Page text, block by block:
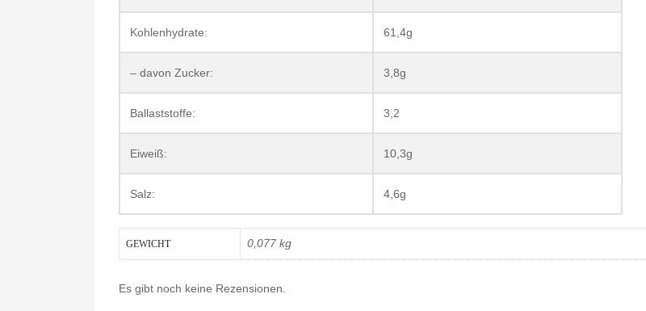
Kohlenhydrate: 61,4g
– davon Zucker: 3,8g
Ballaststoffe: 3,2
Eiweiß: 10,3g
Salz: 4,6g
GEWICHT 0,077 kg
Es gibt noch keine Rezensionen.